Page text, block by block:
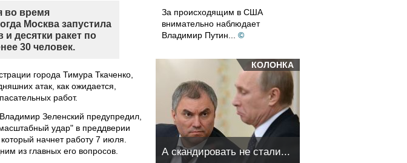
во время
Москва запустила
и десятки ракет по
30 человек.
города Тимура Ткаченко,
атак, как ожидается,
работ.
Зеленский предупредил,
удар" в преддверии
начнет работу 7 июля.
из главных его вопросов.
За происходящим в США
внимательно наблюдает
Владимир Путин...
©
КОЛОНКА
А скандировать не стали...